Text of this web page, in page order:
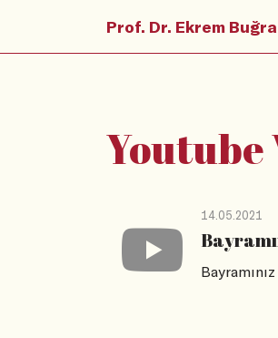
Prof. Dr. Ekrem
Youtube
14.05.2021